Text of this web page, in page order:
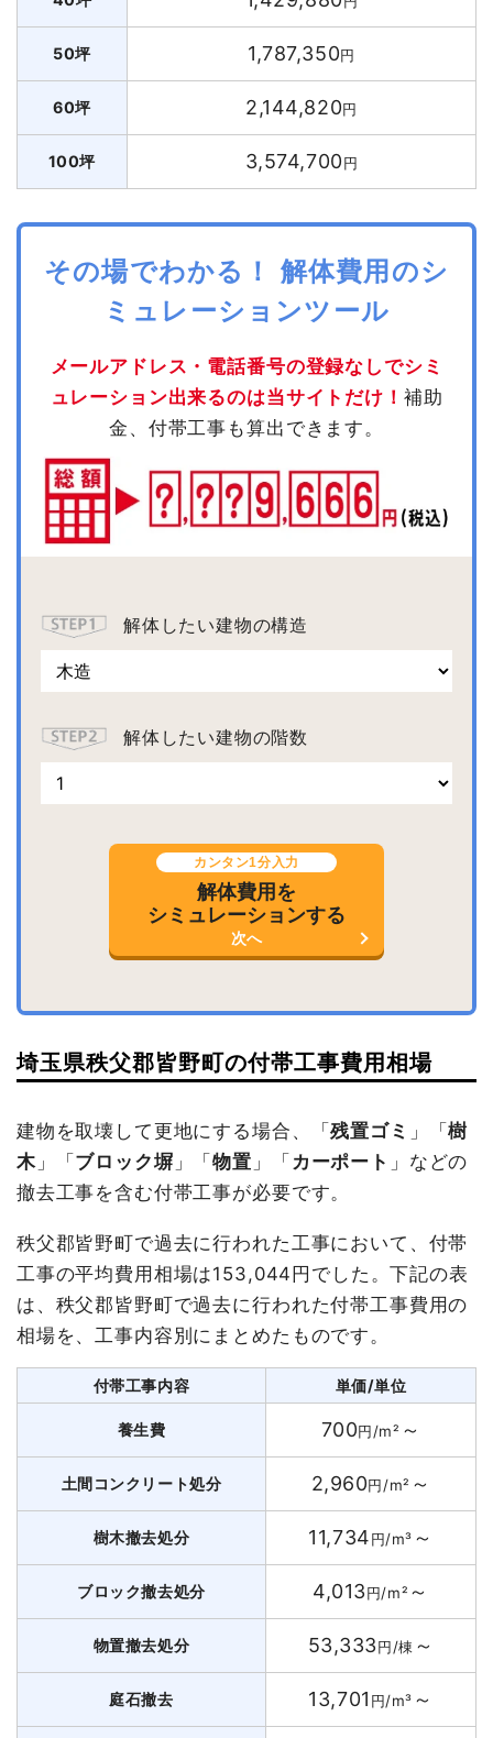
50坪 1,787,350円
60坪 2,144,820円
100坪 3,574,700円
その場でわかる！ 解体費用のシ
ミュレーションツール
メールアドレス・電話番号の登録なしでシミ
ュレーション出来るのは当サイトだけ！ 補助
金、付帯工事も算出できます。
解体したい建物の構造
解体したい建物の階数
カンタン1分入力
解体費用を
シミュレーションする
次へ
埼玉県秩父郡皆野町の付帯工事費用相場
建物を取壊して更地にする場合、「残置ゴミ 」「樹
木」「 ブロック塀 」「物置 」「 カーポート 」などの
撤去工事を含む付帯工事が必要です。
秩父郡皆野町で過去に行われた工事において、付帯
工事の平均費用相場は153,044円でした。下記の表
は、秩父郡皆野町で過去に行われた付帯工事費用の
相場を、工事内容別にまとめたものです。
付帯工事内容 単価/単位
養生費 700円/m² ～
土間コンクリート処分 2,960円/m² ～
樹木撤去処分 11,734円/m³ ～
ブロック撤去処分 4,013円/m² ～
物置撤去処分 53,333円/棟 ～
庭石撤去 13,701 円/m³ ～